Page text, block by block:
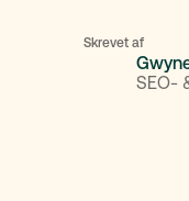
Skrevet af
SEO-